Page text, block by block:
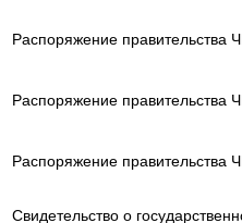
Распоряжение правительства
Распоряжение правительства
Распоряжение правительства
Свидетельство о